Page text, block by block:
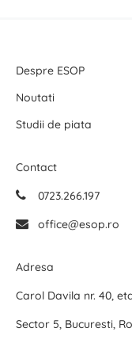
Despre ESOP
Noutati
Studii de piata
Contact
0723.266.197
office@esop.ro
Adresa
Carol Davila nr. 40,
Sector 5, Bucuresti,